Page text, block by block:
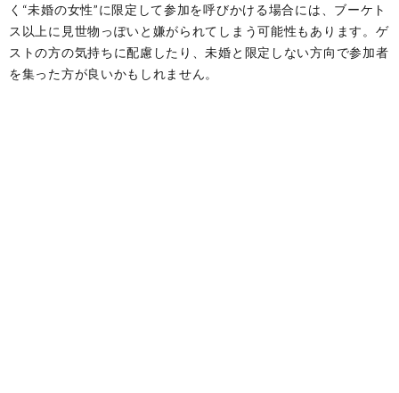
く“未婚の女性”に限定して参加を呼びかける場合には、ブーケト
ス以上に見世物っぽいと嫌がられてしまう可能性もあります。ゲ
ストの方の気持ちに配慮したり、未婚と限定しない方向で参加者
を集った方が良いかもしれません。